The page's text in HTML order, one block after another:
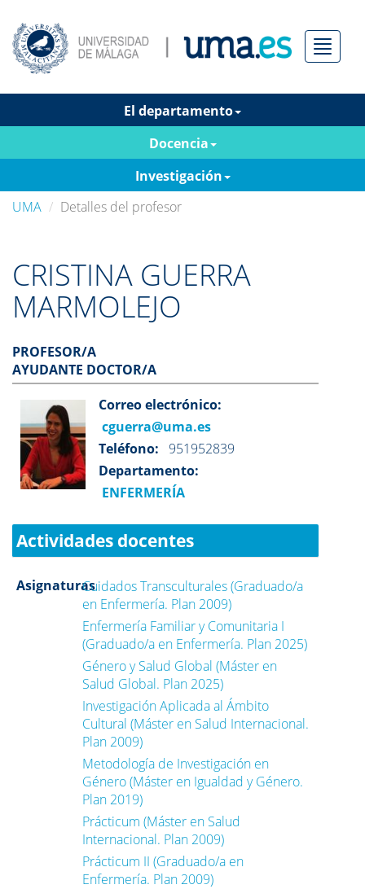
Menú
El departamento
Docencia
Investigación
UMA
Detalles del profesor
CRISTINA GUERRA
MARMOLEJO
PROFESOR/A
AYUDANTE DOCTOR/A
Correo electrónico:
cguerra@uma.es
Teléfono: 951952839
Departamento:
ENFERMERÍA
Actividades docentes
AsignaturasCuidados Transculturales (Graduado/a
en Enfermería. Plan 2009)
Enfermería Familiar y Comunitaria I
(Graduado/a en Enfermería. Plan 2025)
Género y Salud Global (Máster en
Salud Global. Plan 2025)
Investigación Aplicada al Ámbito
Cultural (Máster en Salud Internacional.
Plan 2009)
Metodología de Investigación en
Género (Máster en Igualdad y Género.
Plan 2019)
Prácticum (Máster en Salud
Internacional. Plan 2009)
Prácticum II (Graduado/a en
Enfermería. Plan 2009)